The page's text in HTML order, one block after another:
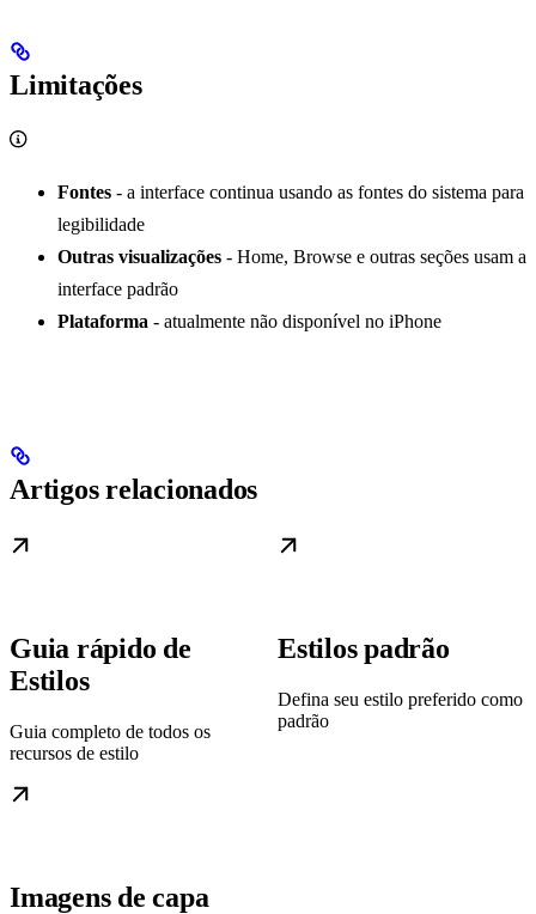
Limitações
Fontes - a interface continua usando as fontes do sistema para
legibilidade
Outras visualizações - Home, Browse e outras seções usam a
interface padrão
Plataforma - atualmente não disponível no iPhone
Artigos relacionados
Guia rápido de
Estilos
Guia completo de todos os
recursos de estilo
Estilos padrão
Defina seu estilo preferido como
padrão
Imagens de capa